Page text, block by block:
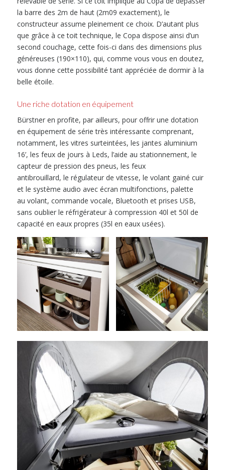
la barre des 2m de haut (2m09 exactement), le
constructeur assume pleinement ce choix. D’autant plus
que grâce à ce toit technique, le Copa dispose ainsi d’un
second couchage, cette fois-ci dans des dimensions plus
généreuses (190×110), qui, comme vous vous en doutez,
vous donne cette possibilité tant appréciée de dormir à la
belle étoile.
Une riche dotation en équipement
Bürstner en profite, par ailleurs, pour offrir une dotation
en équipement de série très intéressante comprenant,
notamment, les vitres surteintées, les jantes aluminium
16’, les feux de jours à Leds, l’aide au stationnement, le
capteur de pression des pneus, les feux
antibrouillard, le régulateur de vitesse, le volant gainé cuir
et le système audio avec écran multifonctions, palette
au volant, commande vocale, Bluetooth et prises USB,
sans oublier le réfrigérateur à compression 40l et 50l de
capacité en eaux propres (35l en eaux usées).